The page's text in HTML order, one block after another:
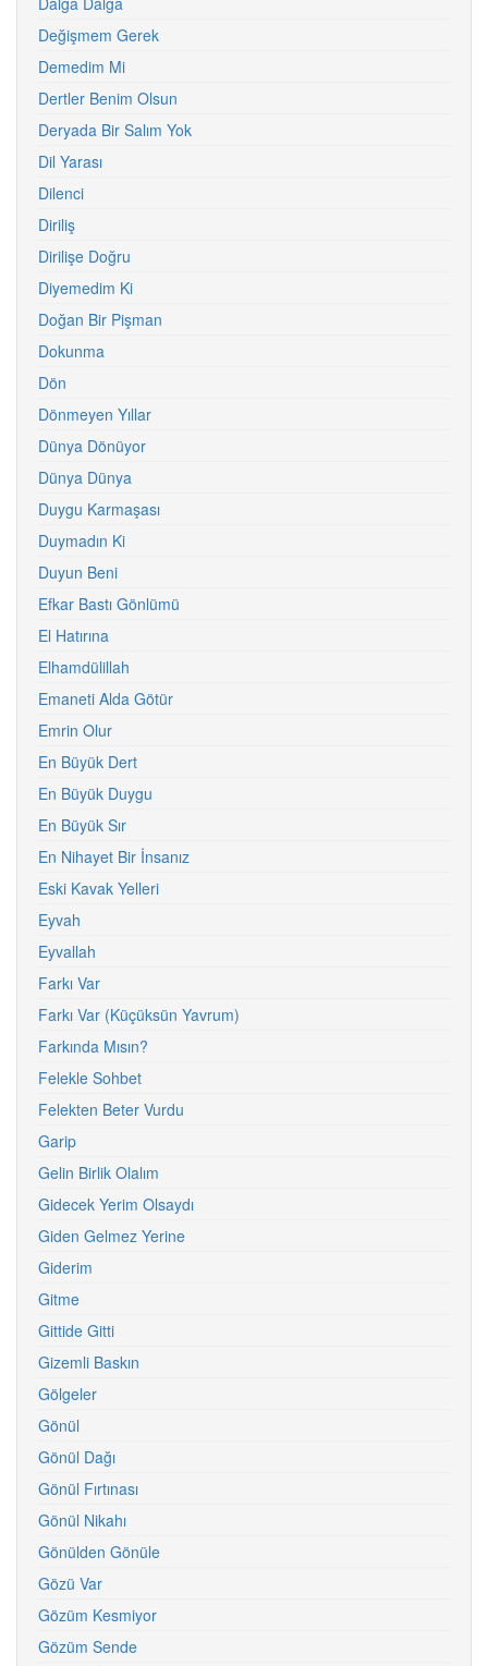
Değişmem Gerek
Demedim Mi
Dertler Benim Olsun
Deryada Bir Salım Yok
Dil Yarası
Dilenci
Diriliş
Dirilişe Doğru
Diyemedim Ki
Doğan Bir Pişman
Dokunma
Dön
Dönmeyen Yıllar
Dünya Dönüyor
Dünya Dünya
Duygu Karmaşası
Duymadın Ki
Duyun Beni
Efkar Bastı Gönlümü
El Hatırına
Elhamdülillah
Emaneti Alda Götür
Emrin Olur
En Büyük Dert
En Büyük Duygu
En Büyük Sır
En Nihayet Bir İnsanız
Eski Kavak Yelleri
Eyvah
Eyvallah
Farkı Var
Farkı Var (Küçüksün Yavrum)
Farkında Mısın?
Felekle Sohbet
Felekten Beter Vurdu
Garip
Gelin Birlik Olalım
Gidecek Yerim Olsaydı
Giden Gelmez Yerine
Giderim
Gitme
Gittide Gitti
Gizemli Baskın
Gölgeler
Gönül
Gönül Dağı
Gönül Fırtınası
Gönül Nikahı
Gönülden Gönüle
Gözü Var
Gözüm Kesmiyor
Gözüm Sende